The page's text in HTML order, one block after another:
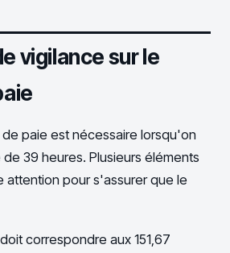
vigilance sur le
de paie est nécessaire lorsqu'on
39 heures. Plusieurs éléments
attention pour s'assurer que le
correspondre aux 151,67